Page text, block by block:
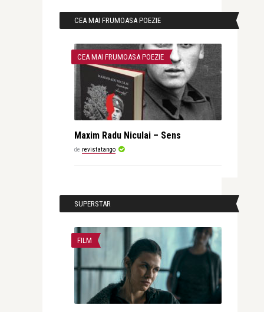
CEA MAI FRUMOASA POEZIE
CEA MAI FRUMOASA POEZIE
Maxim Radu Niculai – Sens
de revistatango
SUPERSTAR
FILM